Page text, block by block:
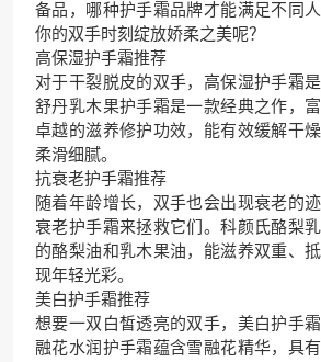
备品，哪种护手霜品牌才能满足不同
你的双手时刻绽放娇柔之美呢？
高保湿护手霜推荐
对于干裂脱皮的双手，高保湿护手霜
舒丹乳木果护手霜是一款经典之作，
卓越的滋养修护功效，能有效缓解干
柔滑细腻。
抗衰老护手霜推荐
随着年龄增长，双手也会出现衰老的
衰老护手霜来拯救它们。科颜氏酪梨
的酪梨油和乳木果油，能滋养双重、
现年轻光彩。
美白护手霜推荐
想要一双白皙透亮的双手，美白护手
融花水润护手霜蕴含雪融花精华，具